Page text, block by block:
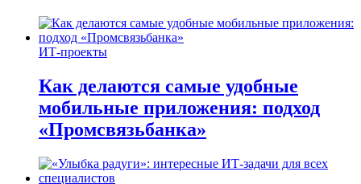
ИТ-проекты
Как делаются самые удобные
мобильные приложения: подход
«Промсвязьбанка»